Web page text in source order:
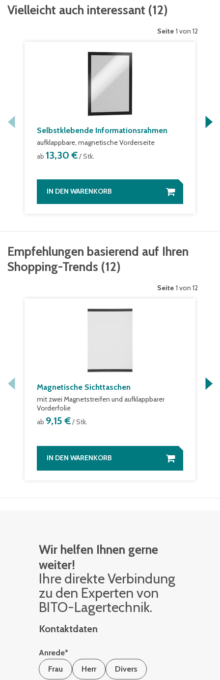
Vielleicht auch interessant (12)
Seite 1 von 12
Selbstklebende Informationsrahmen
aufklappbare, magnetische Vorderseite
ab 13,30 €/ Stk.
IN DEN WARENKORB
Empfehlungen basierend auf Ihren
Shopping-Trends (12)
Seite 1 von 12
Magnetische Sichttaschen
mit zwei Magnetstreifen und aufklappbarer
Vorderfolie
ab 9,15 €/ Stk.
IN DEN WARENKORB
Wir helfen Ihnen gerne
weiter!
Ihre di­rek­te Ver­bin­dung
zu den Ex­per­ten von
BITO-La­ger­tech­nik.
Kontaktdaten
Anrede*
Frau
Herr Divers